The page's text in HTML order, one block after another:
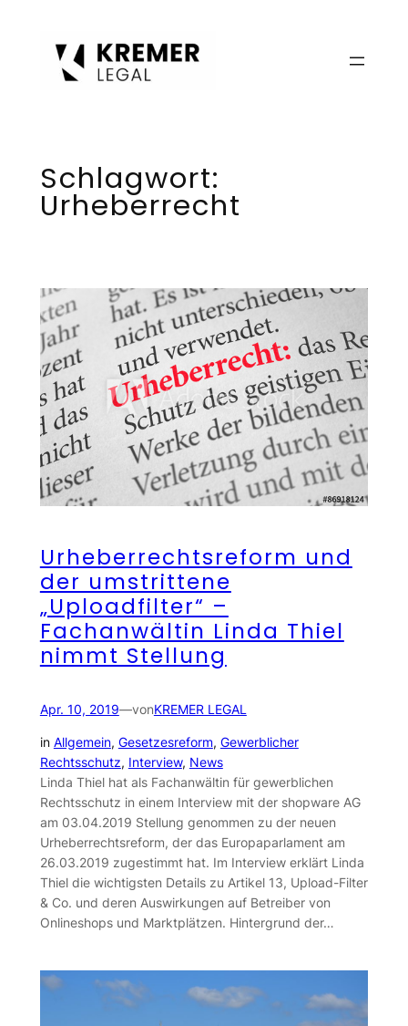
Schlagwort:
Urheberrecht
Urheberrechtsreform und
der umstrittene
„Uploadfilter“ –
Fachanwältin Linda Thiel
nimmt Stellung
Apr. 10, 2019—vonKREMER LEGAL
in Allgemein, Gesetzesreform, Gewerblicher
Rechtsschutz, Interview, News
Linda Thiel hat als Fachanwältin für gewerblichen
Rechtsschutz in einem Interview mit der shopware AG
am 03.04.2019 Stellung genommen zu der neuen
Urheberrechtsreform, der das Europaparlament am
26.03.2019 zugestimmt hat. Im Interview erklärt Linda
Thiel die wichtigsten Details zu Artikel 13, Upload-Filter
& Co. und deren Auswirkungen auf Betreiber von
Onlineshops und Marktplätzen. Hintergrund der…